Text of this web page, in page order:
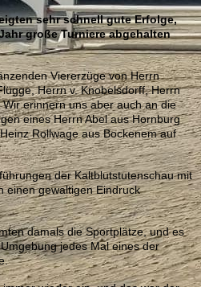
sehr schnell gute Erfolge,
große Turniere abgehalten
Viererzüge von Herrn
Herrn v. Knobelsdorff, Herrn
erinnern uns aber auch an die
eines Herrn Abel aus Hornburg
Rollwage aus Bockenem auf
der Kaltblutstutenschau mit
einen gewaltigen Eindruck
damals die Sportplätze, und es
jedes Mal eines der